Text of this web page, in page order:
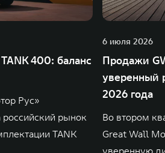
400: баланс
Рус»
рынок
TANK
6 июля 2026
Продажи
уверенный
2026 года
Во втором
Great Wall
уверенную